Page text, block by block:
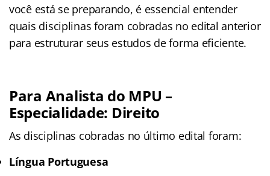
você está se preparando, é essencial entender
quais disciplinas foram cobradas no edital anterior
para estruturar seus estudos de forma eficiente.
Para Analista do MPU –
Especialidade: Direito
As disciplinas cobradas no último edital foram:
Língua Portuguesa